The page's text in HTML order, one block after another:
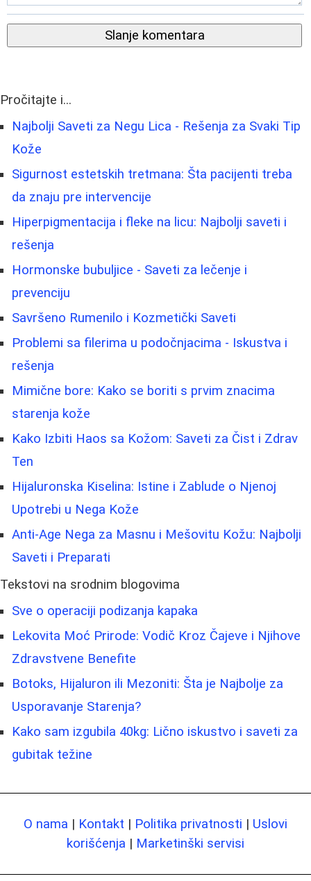
Slanje komentara
Pročitajte i...
Najbolji Saveti za Negu Lica - Rešenja za Svaki Tip
Kože
Sigurnost estetskih tretmana: Šta pacijenti treba
da znaju pre intervencije
Hiperpigmentacija i fleke na licu: Najbolji saveti i
rešenja
Hormonske bubuljice - Saveti za lečenje i
prevenciju
Savršeno Rumenilo i Kozmetički Saveti
Problemi sa filerima u podočnjacima - Iskustva i
rešenja
Mimične bore: Kako se boriti s prvim znacima
starenja kože
Kako Izbiti Haos sa Kožom: Saveti za Čist i Zdrav
Ten
Hijaluronska Kiselina: Istine i Zablude o Njenoj
Upotrebi u Nega Kože
Anti-Age Nega za Masnu i Mešovitu Kožu: Najbolji
Saveti i Preparati
Tekstovi na srodnim blogovima
Sve o operaciji podizanja kapaka
Lekovita Moć Prirode: Vodič Kroz Čajeve i Njihove
Zdravstvene Benefite
Botoks, Hijaluron ili Mezoniti: Šta je Najbolje za
Usporavanje Starenja?
Kako sam izgubila 40kg: Lično iskustvo i saveti za
gubitak težine
O nama | Kontakt | Politika privatnosti | Uslovi
korišćenja | Marketinški servisi